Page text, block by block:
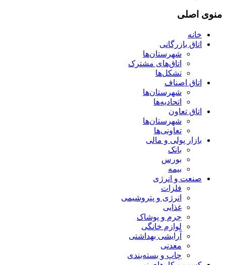
منوی اصلی
خانه
اتاق بازرگانی
شهرستان‌ها
اتاق‌های مشترک
تشکل‌ها
اتاق اصناف
شهرستان‌ها
اتحادیه‌ها
اتاق تعاون
شهرستان‌ها
تعاونی‌ها
بازار پولی و مالی
بانک
بورس
بیمه
صنعت و انرژی
فلزات
انرژی و پتروشیمی
غذایی
چرم و پوشاک
لوازم خانگی
آرایشی بهداشتی
معدنی
چاپ و بسته‌بندی